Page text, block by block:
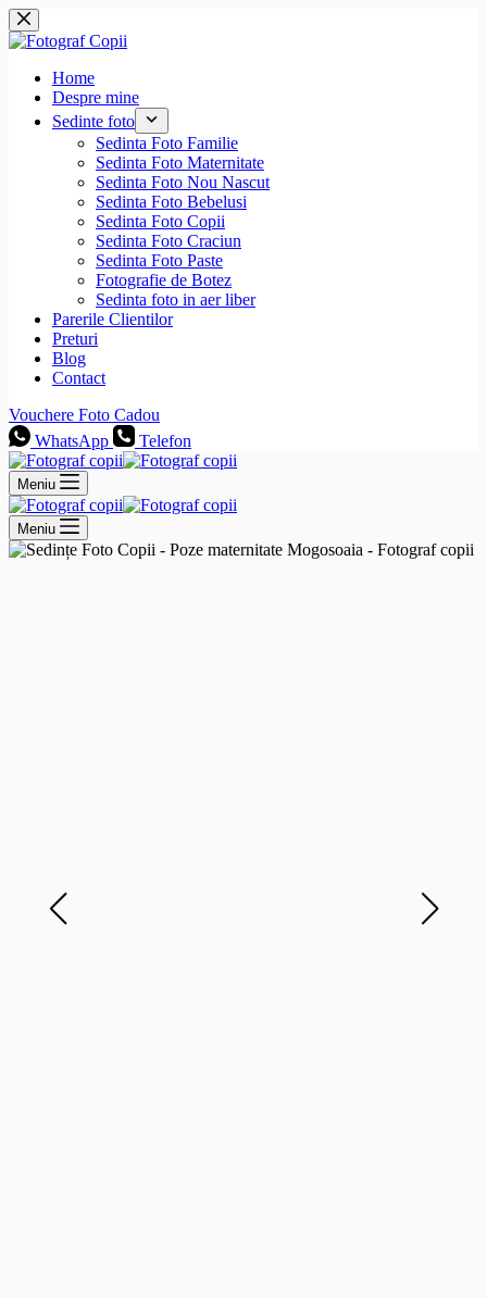
Sari
la
conținut
Home
Despre mine
Sedinte foto
Sedinta Foto Familie
Sedinta Foto Maternitate
Sedinta Foto Nou Nascut
Sedinta Foto Bebelusi
Sedinta Foto Copii
Sedinta Foto Craciun
Sedinta Foto Paste
Fotografie de Botez
Sedinta foto in aer liber
Parerile Clientilor
Preturi
Blog
Contact
Vouchere Foto Cadou
WhatsApp
Telefon
Meniu
Meniu